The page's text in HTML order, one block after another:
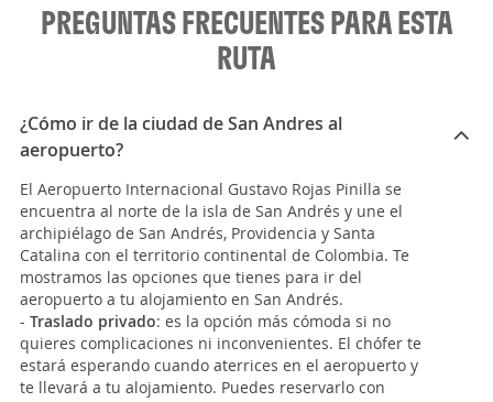
PREGUNTAS FRECUENTES PARA ESTA
RUTA
¿Cómo ir de la ciudad de San Andres al
aeropuerto?
El Aeropuerto Internacional Gustavo Rojas Pinilla se
encuentra al norte de la isla de San Andrés y une el
archipiélago de San Andrés, Providencia y Santa
Catalina con el territorio continental de Colombia. Te
mostramos las opciones que tienes para ir del
aeropuerto a tu alojamiento en San Andrés.
- Traslado privado: es la opción más cómoda si no
quieres complicaciones ni inconvenientes. El chófer te
estará esperando cuando aterrices en el aeropuerto y
te llevará a tu alojamiento. Puedes reservarlo con